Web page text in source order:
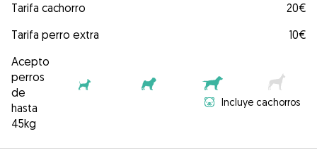
Tarifa cachorro
20€
Tarifa perro extra
10€
Acepto
perros
de
hasta
45kg
Incluye cachorros